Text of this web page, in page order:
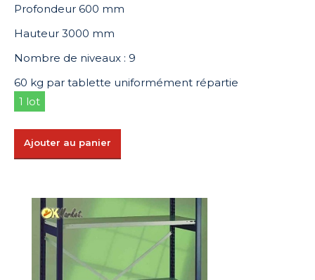
Profondeur 600 mm
Hauteur 3000 mm
Nombre de niveaux : 9
60 kg par tablette uniformément répartie
1 lot
Ajouter au panier